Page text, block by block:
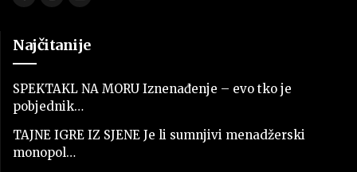
Najčitanije
SPEKTAKL NA MORU Iznenađenje – evo tko je
pobjednik…
TAJNE IGRE IZ SJENE Je li sumnjivi menadžerski
monopol…